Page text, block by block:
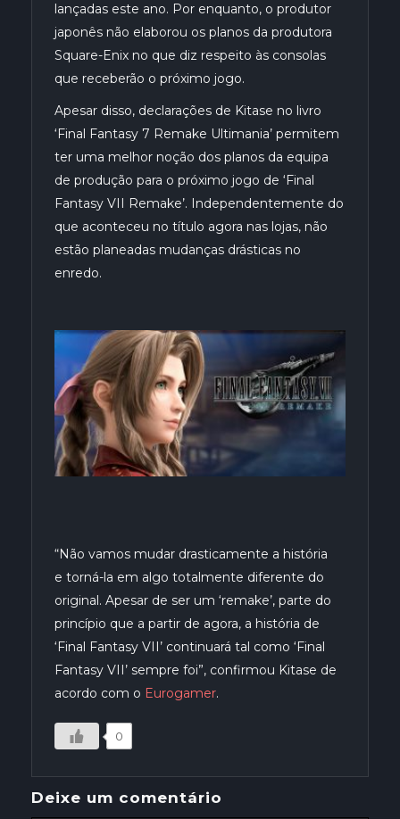
lançadas este ano. Por enquanto, o produtor
japonês não elaborou os planos da produtora
Square-Enix no que diz respeito às consolas
que receberão o próximo jogo.
Apesar disso, declarações de Kitase no livro
‘Final Fantasy 7 Remake Ultimania’ permitem
ter uma melhor noção dos planos da equipa
de produção para o próximo jogo de ‘Final
Fantasy VII Remake’. Independentemente do
que aconteceu no título agora nas lojas, não
estão planeadas mudanças drásticas no
enredo.
“Não vamos mudar drasticamente a história
e torná-la em algo totalmente diferente do
original. Apesar de ser um ‘remake’, parte do
princípio que a partir de agora, a história de
‘Final Fantasy VII’ continuará tal como ‘Final
Fantasy VII’ sempre foi”, confirmou Kitase de
acordo com o Eurogamer.
0
Deixe um comentário